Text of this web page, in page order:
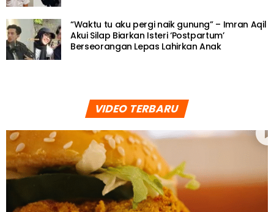
“Waktu tu aku pergi naik gunung” – Imran Aqil
Akui Silap Biarkan Isteri ‘Postpartum’
Berseorangan Lepas Lahirkan Anak
VIDEO TERBARU